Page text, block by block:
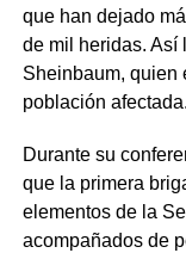
que han dejado
de mil heridas. Así
Sheinbaum, quien
población afectada.
Durante su
que la primera
elementos de la
acompañados de